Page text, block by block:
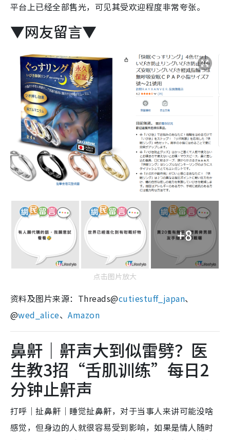
平台上已经全部售光，可见其受欢迎程度非常夸张。
▼网友留言▼
+8
点击图片放大
资料及图片来源：Threads@cutiestuff_japan、
@wed_alice、Amazon
鼻鼾｜鼾声大到似雷劈？医
生教3招“舌肌训练”每日2
分钟止鼾声
打呼｜扯鼻鼾｜睡觉扯鼻鼾，对于当事人来讲可能没啥
感觉，但身边的人就很容易受到影响，如果是情人随时